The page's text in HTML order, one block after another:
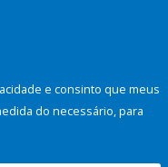
e consinto que meus
do necessário, para